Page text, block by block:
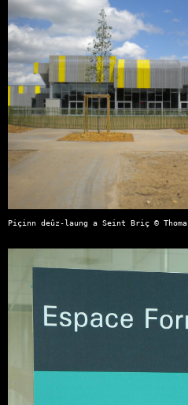
Piçinn deûz-laung a Seint Briç ©